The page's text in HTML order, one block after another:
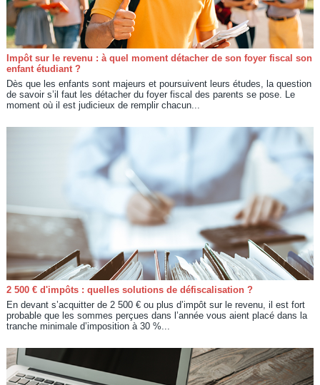
Impôt sur le revenu : à quel moment détacher de son foyer fiscal son
enfant étudiant ?
Dès que les enfants sont majeurs et poursuivent leurs études, la question
de savoir s’il faut les détacher du foyer fiscal des parents se pose. Le
moment où il est judicieux de remplir chacun...
2 500 € d'impôts : quelles solutions de défiscalisation ?
En devant s’acquitter de 2 500 € ou plus d’impôt sur le revenu, il est fort
probable que les sommes perçues dans l’année vous aient placé dans la
tranche minimale d’imposition à 30 %...